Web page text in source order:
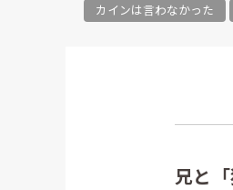
カインは言わなかった
兄と